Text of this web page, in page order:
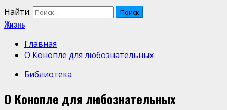
Найти:
Жизнь
Главная
О Конопле для любознательных
Библиотека
О Конопле для любознательных